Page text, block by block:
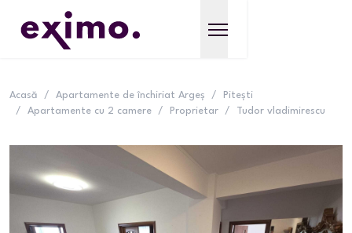
Acasă / Apartamente de închiriat Argeș /
Pitești
/
Apartamente cu 2 camere / Proprietar / Tudor vladimirescu